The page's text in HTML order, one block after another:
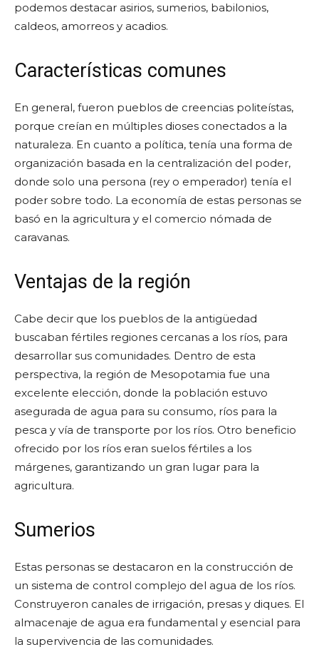
podemos destacar asirios, sumerios, babilonios,
caldeos, amorreos y acadios.
Características comunes
En general, fueron pueblos de creencias politeístas,
porque creían en múltiples dioses conectados a la
naturaleza. En cuanto a política, tenía una forma de
organización basada en la centralización del poder,
donde solo una persona (rey o emperador) tenía el
poder sobre todo. La economía de estas personas se
basó en la agricultura y el comercio nómada de
caravanas.
Ventajas de la región
Cabe decir que los pueblos de la antigüedad
buscaban fértiles regiones cercanas a los ríos, para
desarrollar sus comunidades. Dentro de esta
perspectiva, la región de Mesopotamia fue una
excelente elección, donde la población estuvo
asegurada de agua para su consumo, ríos para la
pesca y vía de transporte por los ríos. Otro beneficio
ofrecido por los ríos eran suelos fértiles a los
márgenes, garantizando un gran lugar para la
agricultura.
Sumerios
Estas personas se destacaron en la construcción de
un sistema de control complejo del agua de los ríos.
Construyeron canales de irrigación, presas y diques. El
almacenaje de agua era fundamental y esencial para
la supervivencia de las comunidades.